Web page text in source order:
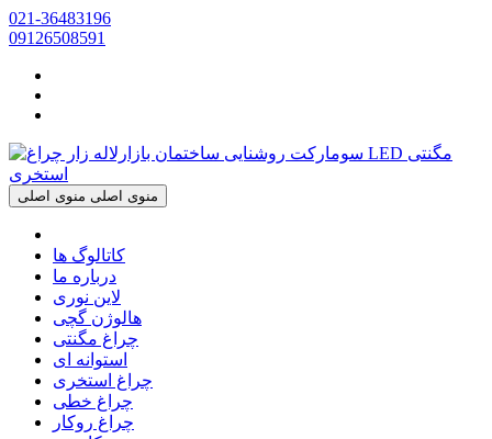
021-36483196
09126508591
منوی اصلی منوی اصلی
کاتالوگ ها
درباره ما
لاین نوری
هالوژن گچی
چراغ مگنتی
استوانه ای
چراغ استخری
چراغ خطی
چراغ روکار